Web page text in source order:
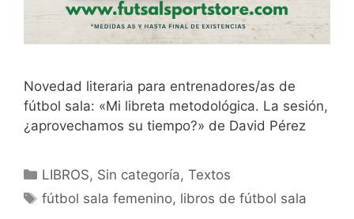
Novedad literaria para entrenadores/as de
fútbol sala: «Mi libreta metodológica. La sesión,
¿aprovechamos su tiempo?» de David Pérez
Categorías
LIBROS, Sin categoría,Textos
Etiquetas
fútbol sala femenino, libros de fútbol sala